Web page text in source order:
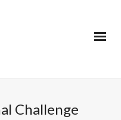
Challenge